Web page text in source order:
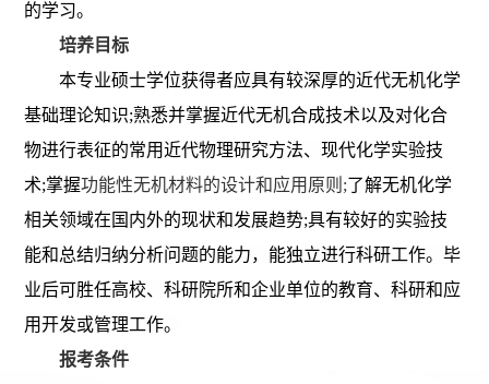
的学习。
培养目标
本专业硕士学位获得者应具有较深厚的近代无机化学
基础理论知识;熟悉并掌握近代无机合成技术以及对化合
物进行表征的常用近代物理研究方法、现代化学实验技
术;掌握功能性无机材料的设计和应用原则 ;了解无机化学
相关领域在国内外的现状和发展趋势;具有较好的实验技
能和总结归纳分析问题的能力，能独立进行科研工作。毕
业后可胜任高校、科研院所和企业单位的教育、科研和应
用开发或管理工作。
报考条件